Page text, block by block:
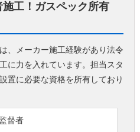
工！ガスペック所有
、メーカー施工経験があり法令
に力を入れています。担当スタ
置に必要な資格を所有しており
督者